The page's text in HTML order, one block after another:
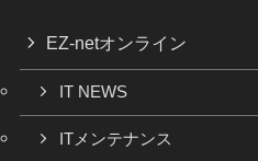
EZ-netオンライン
IT NEWS
ITメンテナンス